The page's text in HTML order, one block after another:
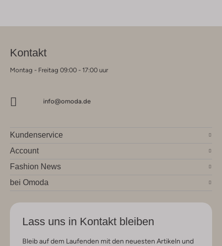
Kontakt
Montag - Freitag 09:00 - 17:00 uur
info@omoda.de
Kundenservice
Account
Fashion News
bei Omoda
Lass uns in Kontakt bleiben
Bleib auf dem Laufenden mit den neuesten Artikeln und